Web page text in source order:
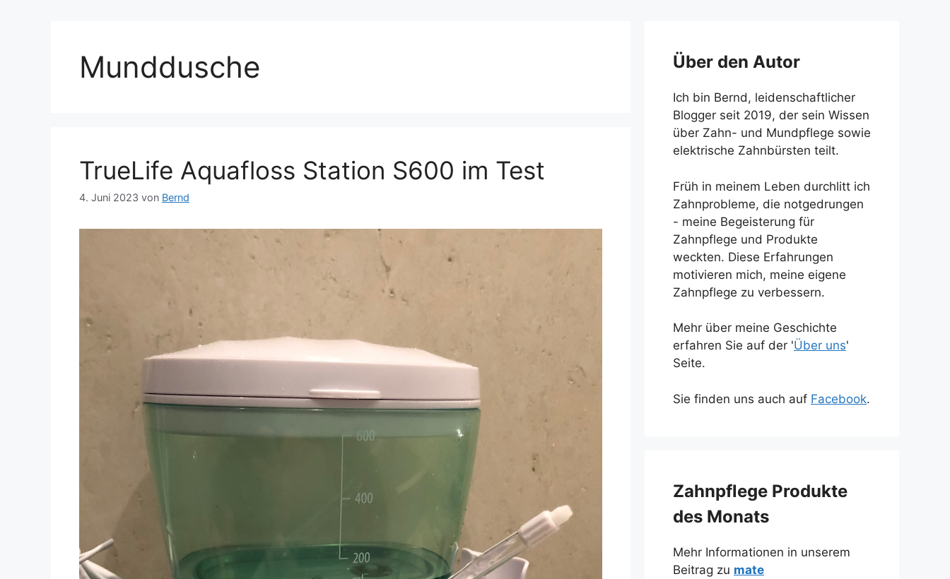
Munddusche
TrueLife Aquafloss Station S600 im Test
4. Juni 2023 von Bernd
Über den Autor
Ich bin Bernd, leidenschaftlicher
Blogger seit 2019, der sein Wissen
über Zahn- und Mundpflege sowie
elektrische Zahnbürsten teilt.
Früh in meinem Leben durchlitt ich
Zahnprobleme, die notgedrungen
- meine Begeisterung für
Zahnpflege und Produkte
weckten. Diese Erfahrungen
motivieren mich, meine eigene
Zahnpflege zu verbessern.
Mehr über meine Geschichte
erfahren Sie auf der 'Über uns'
Seite.
Sie finden uns auch auf Facebook.
Zahnpflege Produkte
des Monats
Mehr Informationen in unserem
Beitrag zu mate